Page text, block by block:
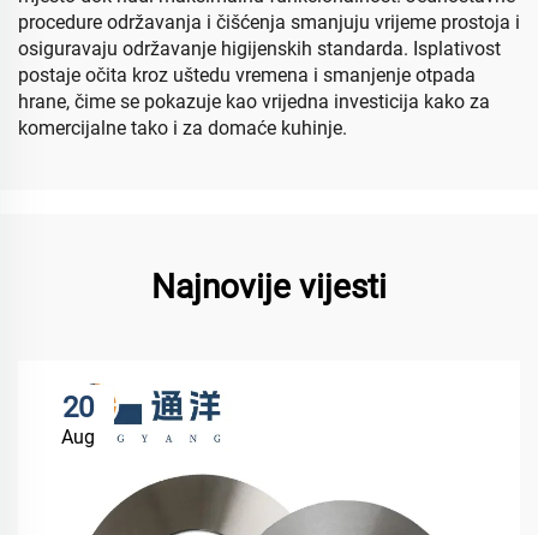
procedure održavanja i čišćenja smanjuju vrijeme prostoja i
osiguravaju održavanje higijenskih standarda. Isplativost
postaje očita kroz uštedu vremena i smanjenje otpada
hrane, čime se pokazuje kao vrijedna investicija kako za
komercijalne tako i za domaće kuhinje.
Najnovije vijesti
20
Aug